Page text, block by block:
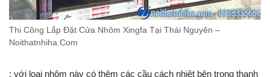
Thi Công Lắp Đặt Cửa Nhôm Xingfa Tại Thái Nguyên –
Noithatnhiha.Com
: với loại nhôm này có thêm các cầu cách nhiệt bên trong thanh